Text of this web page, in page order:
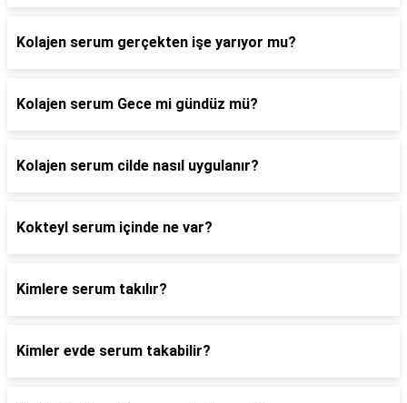
Kolajen serum gerçekten işe yarıyor mu?
Kolajen serum Gece mi gündüz mü?
Kolajen serum cilde nasıl uygulanır?
Kokteyl serum içinde ne var?
Kimlere serum takılır?
Kimler evde serum takabilir?